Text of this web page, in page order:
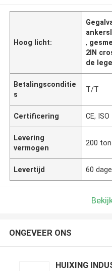
Hoog licht:
,
2IN
de
Betalingsconditie
s
T/T
Certificering CE, ISO
Levering
vermogen
200
Levertijd 60
ONGEVEER ONS
HUIXING